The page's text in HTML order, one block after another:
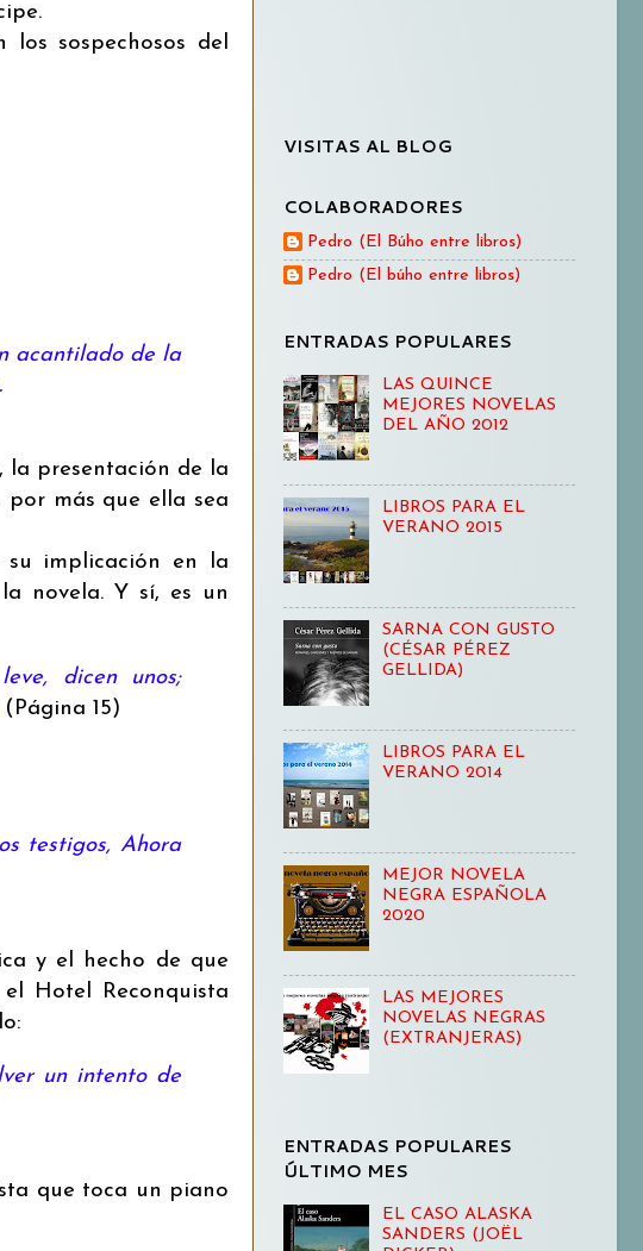
sospechosos del
acantilado de la
la presentación de la
más que ella sea
su implicación en la
novela. Y sí, es un
dicen unos;
(Página 15)
testigos, Ahora
y el hecho de que
Hotel Reconquista
un intento de
que toca un piano
VISITAS AL BLOG
COLABORADORES
Pedro (El Búho entre libros)
Pedro (El búho entre libros)
ENTRADAS POPULARES
LAS QUINCE
MEJORES NOVELAS
DEL AÑO 2012
LIBROS PARA EL
VERANO 2015
SARNA CON GUSTO
(CÉSAR PÉREZ
GELLIDA)
LIBROS PARA EL
VERANO 2014
MEJOR NOVELA
NEGRA ESPAÑOLA
2020
LAS MEJORES
NOVELAS NEGRAS
(EXTRANJERAS)
ENTRADAS POPULARES
ÚLTIMO MES
EL CASO ALASKA
SANDERS (JOËL